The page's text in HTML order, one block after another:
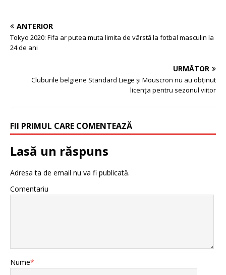
ANTERIOR
Tokyo 2020: Fifa ar putea muta limita de vârstă la fotbal masculin la
24 de ani
URMĂTOR
Cluburile belgiene Standard Liege şi Mouscron nu au obţinut
licenţa pentru sezonul viitor
FII PRIMUL CARE COMENTEAZĂ
Lasă un răspuns
Adresa ta de email nu va fi publicată.
Comentariu
Nume*